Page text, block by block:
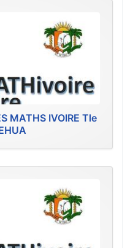
MATHS IVOIRE Tle